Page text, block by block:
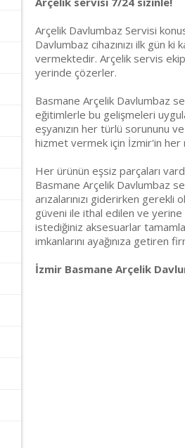
Arçelik Davlumbaz Servisi
Davlumbaz cihazınızı ilk gün
vermektedir. Arçelik servis
yerinde çözerler.
Basmane Arçelik Davlumbaz
eğitimlerle bu gelişmeleri
eşyanızın her türlü sorununu
hizmet vermek için İzmir'in her
Her ürünün eşsiz parçaları
Basmane Arçelik Davlumbaz
arızalarınızı giderirken
güveni ile ithal edilen ve yerine
istediğiniz aksesuarlar
imkanlarını ayağınıza getiren
İzmir Basmane Arçelik